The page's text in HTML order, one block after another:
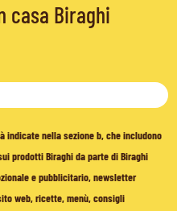
casa Biraghi
nella sezione b, che includono
prodotti Biraghi da parte di Biraghi
e pubblicitario, newsletter
web, ricette, menù, consigli